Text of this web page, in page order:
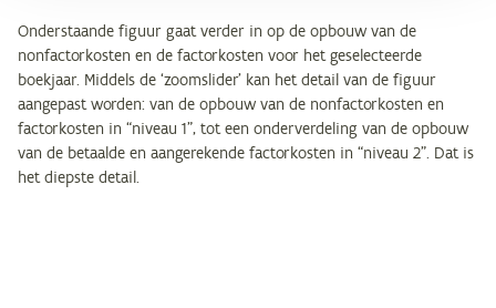
Onderstaande figuur gaat verder in op de opbouw van de
nonfactorkosten en de factorkosten voor het geselecteerde
boekjaar. Middels de ‘zoomslider’ kan het detail van de figuur
aangepast worden: van de opbouw van de nonfactorkosten en
factorkosten in “niveau 1”, tot een onderverdeling van de opbouw
van de betaalde en aangerekende factorkosten in “niveau 2”. Dat is
het diepste detail.